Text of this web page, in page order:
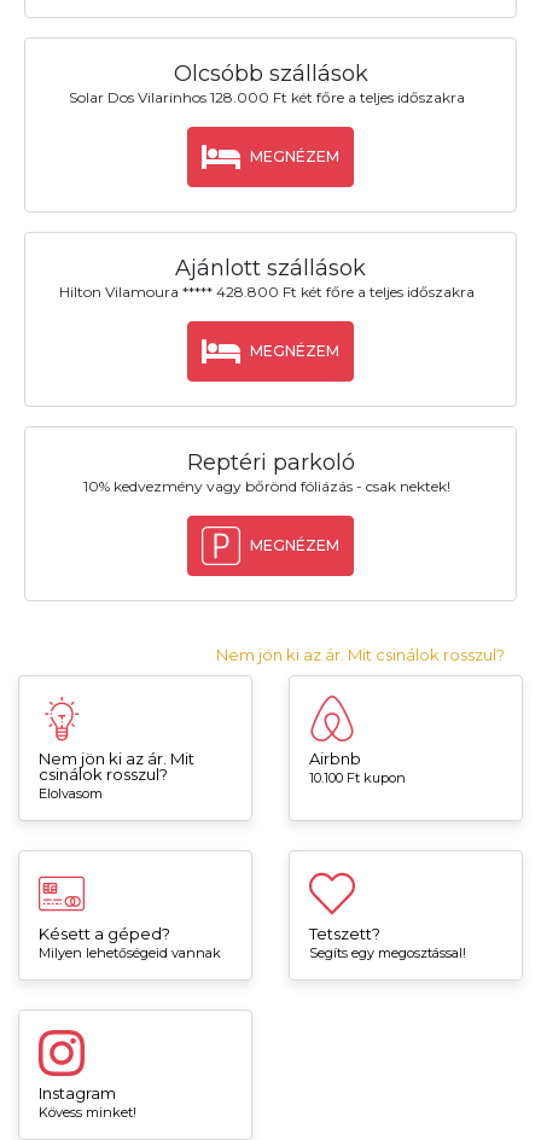
Olcsóbb szállások
Solar Dos Vilarinhos 128.000 Ft két főre a teljes időszakra
MEGNÉZEM
Ajánlott szállások
Hilton Vilamoura ***** 428.800 Ft két főre a teljes időszakra
MEGNÉZEM
Reptéri parkoló
10% kedvezmény vagy bőrönd fóliázás - csak nektek!
MEGNÉZEM
Nem jön ki az ár. Mit csinálok rosszul?
Nem jön ki az ár. Mit
csinálok rosszul?
Elolvasom
Airbnb
10.100 Ft kupon
Késett a géped?
Milyen lehetőségeid vannak
Tetszett?
Segíts egy megosztással!
Instagram
Kövess minket!